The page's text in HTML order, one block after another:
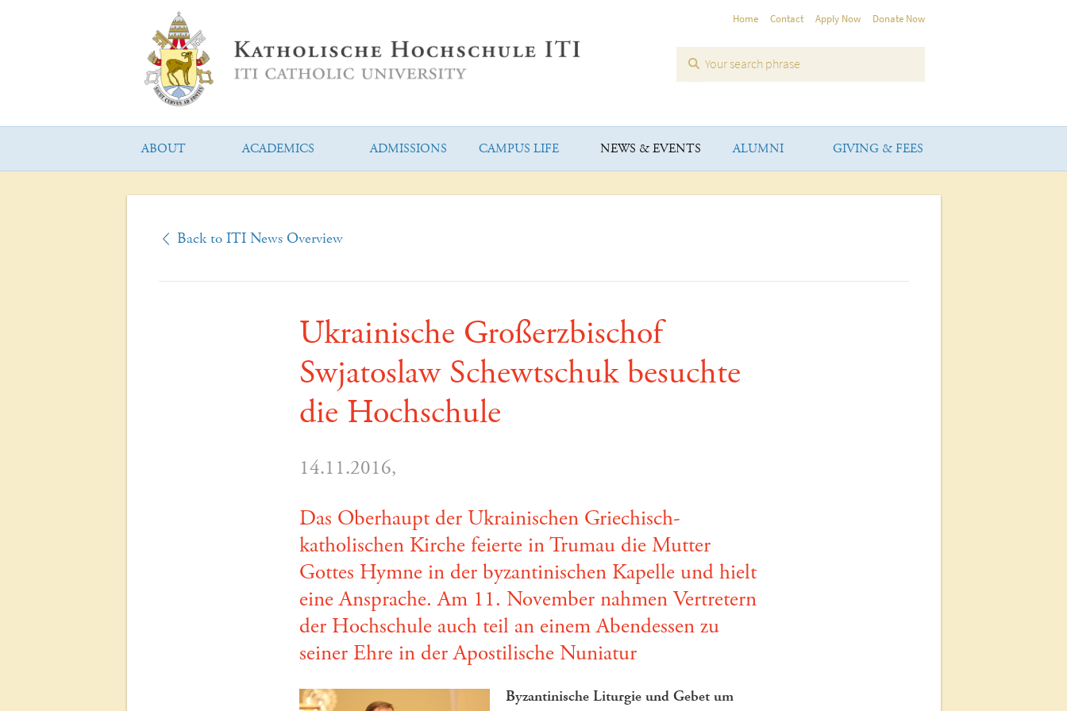
Home Contact Apply Now Donate Now
ABOUT ACADEMICS ADMISSIONS CAMPUS LIFE NEWS & EVENTS ALUMNI GIVING & FEES
Back to ITI News Overview
Ukrainische Großerzbischof
Swjatoslaw Schewtschuk besuchte
die Hochschule
14.11.2016,
Das Oberhaupt der Ukrainischen Griechisch-
katholischen Kirche feierte in Trumau die Mutter
Gottes Hymne in der byzantinischen Kapelle und hielt
eine Ansprache. Am 11. November nahmen Vertretern
der Hochschule auch teil an einem Abendessen zu
seiner Ehre in der Apostilische Nuniatur
Byzantinische Liturgie und Gebet um